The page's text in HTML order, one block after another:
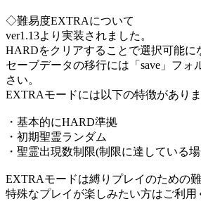
◇難易度EXTRAについて
ver1.13より実装されました。
HARDをクリアすることで選択可能に
セーブデータの移行には「save」フォ
さい。
EXTRAモードには以下の特徴がありま
・基本的にHARD準拠
・初期聖霊ランダム
・聖霊出現数制限(制限に達している
EXTRAモードは縛りプレイのための難
特殊なプレイが楽しみたい方はご利用